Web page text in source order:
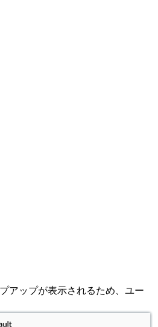
アップが表示されるため、ユー